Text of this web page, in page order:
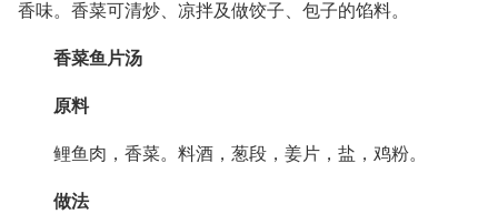
香味。香菜可清炒、凉拌及做饺子、包子的馅料。
香菜鱼片汤
原料
鲤鱼肉，香菜。料酒，葱段，姜片，盐，鸡粉。
做法